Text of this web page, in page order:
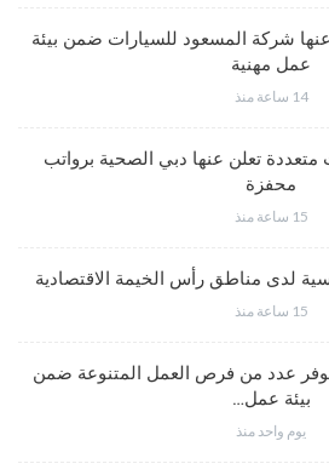
شركة المسعود للسيارات ضمن بيئة
عمل مهنية
14 ساعة منذ
تعلن عنها دبي الصحية برواتب
محفزة
15 ساعة منذ
لدى مناطق رأس الخيمة الاقتصادية
15 ساعة منذ
توفر عدد من فرص العمل المتنوعة ضمن
بيئة عمل…
يوم واحد منذ